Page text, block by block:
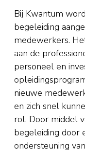
Bij Kwantum
begeleiding
medewerkers.
aan de
personeel en
nieuwe
en zich snel
rol. Door middel
begeleiding door
ondersteuning